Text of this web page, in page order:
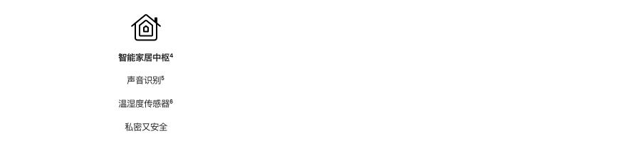
智能家居中枢脚
⁴
声音识别脚
⁵
温湿度传感器脚
⁶
私密又安全